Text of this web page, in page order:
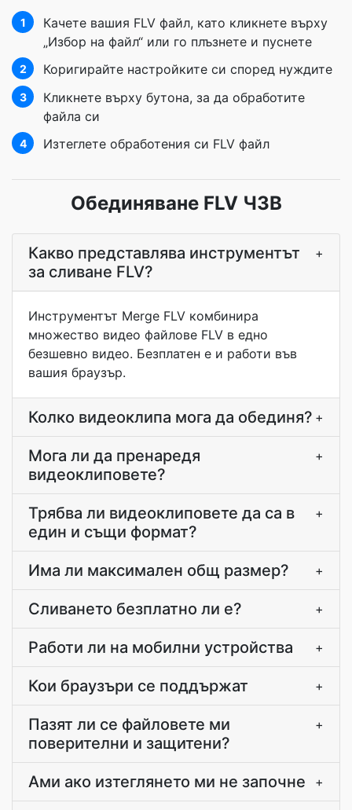
1
Качете вашия FLV файл, като кликнете върху
„Избор на файл“ или го плъзнете и пуснете
2 Коригирайте настройките си според нуждите
3
Кликнете върху бутона, за да обработите
файла си
4 Изтеглете обработения си FLV файл
Обединяване FLV ЧЗВ
Какво представлява инструментът
за сливане FLV?
+
Инструментът Merge FLV комбинира
множество видео файлове FLV в едно
безшевно видео. Безплатен е и работи във
вашия браузър.
Колко видеоклипа мога да обединя? +
Мога ли да пренаредя
видеоклиповете?
+
Трябва ли видеоклиповете да са в
един и същи формат?
+
Има ли максимален общ размер? +
Сливането безплатно ли е? +
Работи ли на мобилни устройства +
Кои браузъри се поддържат +
Пазят ли се файловете ми
поверителни и защитени?
+
Ами ако изтеглянето ми не започне +